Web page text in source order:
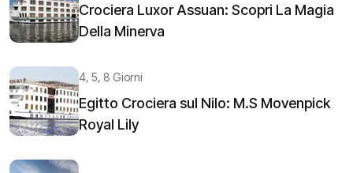
Crociera Luxor Assuan: Scopri La Magia
Della Minerva
4, 5, 8 Giorni
Egitto Crociera sul Nilo: M.S Movenpick
Royal Lily